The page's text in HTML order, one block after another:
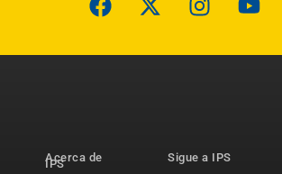
Acerca de
IPS
Sigue a IPS